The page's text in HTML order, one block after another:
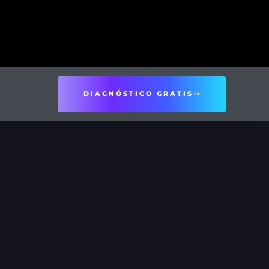
DIAGNÓSTICO GRATIS